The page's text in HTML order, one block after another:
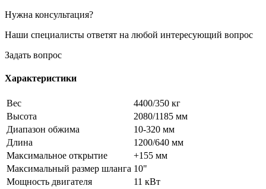
Нужна консультация?
Наши специалисты ответят на любой интересующий вопрос
Задать вопрос
Характеристики
Вес
4400/350 кг
Высота
2080/1185 мм
Диапазон обжима
10-320 мм
Длина
1200/640 мм
Максимальное открытие
+155 мм
Максимальный размер шланга 10"
Мощность двигателя
11 кВт